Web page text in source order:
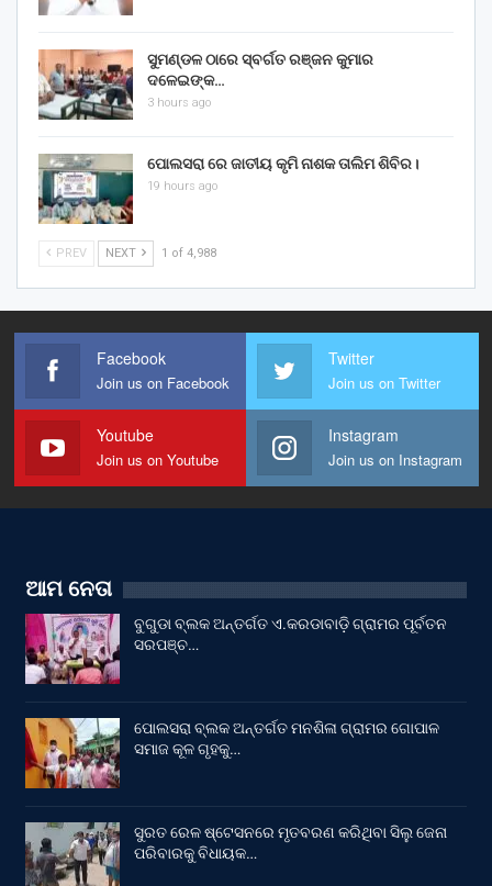
ସୁମଣ୍ଡଳ ଠାରେ ସ୍ବର୍ଗତ ରଞ୍ଜନ କୁମାର
ଦଳେଇଙ୍କ…
3 hours ago
ପୋଲସରା ରେ ଜାତୀୟ କୃମି ନାଶକ ତାଲିମ ଶିବିର।
19 hours ago
PREV NEXT 1 of 4,988
Facebook
Join us on Facebook
Twitter
Join us on Twitter
Youtube
Join us on Youtube
Instagram
Join us on Instagram
ଆମ ନେତା
ବୁଗୁଡା ବ୍ଲକ ଅନ୍ତର୍ଗତ ଏ.କରଡାବାଡ଼ି ଗ୍ରାମର ପୂର୍ବତନ
ସରପଞ୍ଚ…
ପୋଲସରା ବ୍ଲକ ଅନ୍ତର୍ଗତ ମନଶିଳା ଗ୍ରାମର ଗୋପାଳ
ସମାଜ କୂଳ ଗୃହକୁ…
ସୁରତ ରେଳ ଷ୍ଟେସନରେ ମୃତବରଣ କରିଥିବା ସିଲୁ ଜେନା
ପରିବାରକୁ ବିଧାୟକ…